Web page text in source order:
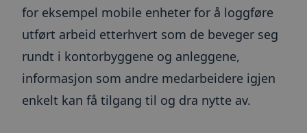
for eksempel mobile enheter for å loggføre
utført arbeid etterhvert som de beveger seg
rundt i kontorbyggene og anleggene,
informasjon som andre medarbeidere igjen
enkelt kan få tilgang til og dra nytte av.